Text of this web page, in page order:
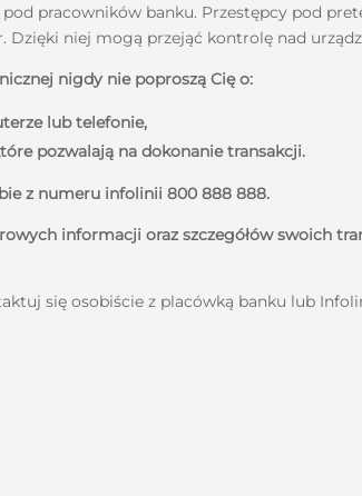
pracowników banku. Przestępcy pod
Dzięki niej mogą przejąć kontrolę nad
nigdy nie poproszą Cię o:
lub telefonie,
pozwalają na dokonanie transakcji.
z numeru infolinii 800 888 888.
informacji oraz szczegółów swoich
się osobiście z placówką banku lub